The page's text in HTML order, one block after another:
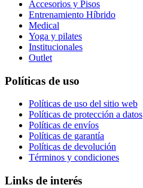
Accesorios y Pisos
Entrenamiento Híbrido
Medical
Yoga y pilates
Institucionales
Outlet
Políticas de uso
Políticas de uso del sitio web
Políticas de protección a datos
Políticas de envíos
Políticas de garantía
Políticas de devolución
Términos y condiciones
Links de interés